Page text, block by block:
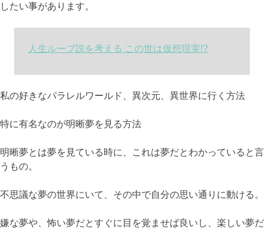
したい事があります。
人生ループ説を考える この世は仮想現実!?
私の好きなパラレルワールド、異次元、異世界に行く方法
特に有名なのが明晰夢を見る方法
明晰夢とは夢を見ている時に、これは夢だとわかっていると言
うもの。
不思議な夢の世界にいて、その中で自分の思い通りに動ける。
嫌な夢や、怖い夢だとすぐに目を覚ませば良いし、楽しい夢だ